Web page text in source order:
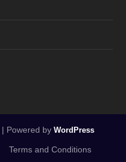
| Powered by WordPress
Terms and Conditions